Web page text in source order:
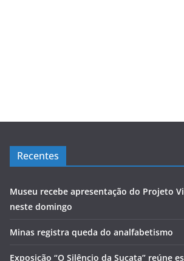
Recentes
Museu recebe apresentação do Projeto
neste domingo
Minas registra queda do analfabetismo
Exposição “O Silêncio da Sucata” reúne